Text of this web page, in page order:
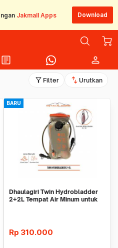
Jakmall Apps Download
article person
filter_alt Filter swap_vert Urutkan
BARU
Dhaulagiri Twin Hydrobladder
2+2L Tempat Air Minum untuk
Rp 310.000